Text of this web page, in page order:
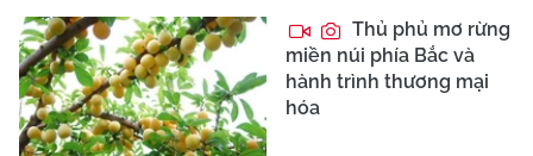
Thủ phủ mơ rừng
miền núi phía Bắc và
hành trình thương mại
hóa